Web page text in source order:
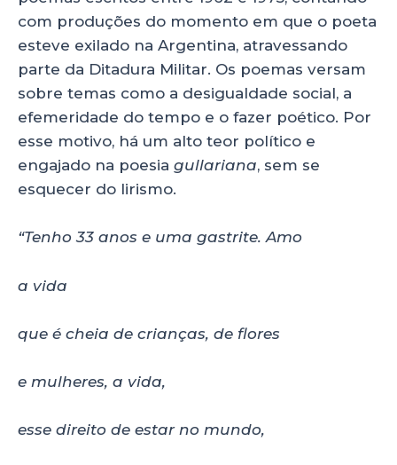
com produções do momento em que o poeta
esteve exilado na Argentina, atravessando
parte da Ditadura Militar. Os poemas versam
sobre temas como a desigualdade social, a
efemeridade do tempo e o fazer poético. Por
esse motivo, há um alto teor político e
engajado na poesia gullariana, sem se
esquecer do lirismo.
“Tenho 33 anos e uma gastrite. Amo
a vida
que é cheia de crianças, de flores
e mulheres, a vida,
esse direito de estar no mundo,